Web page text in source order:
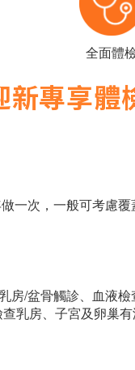
全面體
新專享體
一次，一般可考慮
/盆骨觸診、血液檢
乳房、子宮及卵巢有